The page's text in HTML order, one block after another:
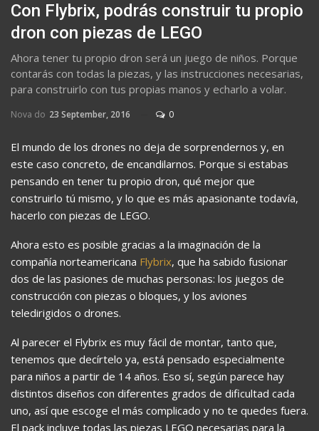
Con Flybrix, podrás construir tu propio
dron con piezas de LEGO
Ahora tener tu propio dron será un juego de niños. Porque
contarás con todas la piezas, y las instrucciones necesarias,
para construirlo con tus propias manos y echarlo a volar.
Nova do 23 September, 2016 0
El mundo de los drones no deja de sorprendernos y, en
este caso concreto, de encandilarnos. Porque si estabas
pensando en tener tu propio dron, qué mejor que
construirlo tú mismo, y lo que es más apasionante todavía,
hacerlo con piezas de LEGO.
Ahora esto es posible gracias a la imaginación de la
compañía norteamericana Flybrix, que ha sabido fusionar
dos de las pasiones de muchas personas: los juegos de
construcción con piezas o bloques, y los aviones
teledirigidos o drones.
Al parecer el Flybrix es muy fácil de montar, tanto que,
tenemos que decírtelo ya, está pensado especialmente
para niños a partir de 14 años. Eso sí, según parece hay
distintos diseños con diferentes grados de dificultad cada
uno, así que escoge el más complicado y no te quedes fuera.
El pack incluye todas las piezas LEGO necesarias para la